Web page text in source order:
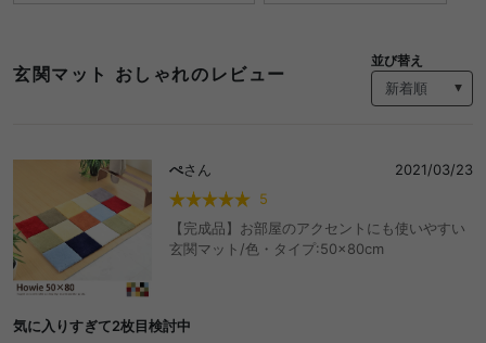
玄関マット おしゃれのレビュー
並び替え
ぺさん
2021/03/23
5
【完成品】お部屋のアクセントにも使いやすい
玄関マット/色・タイプ:50×80cm
気に入りすぎて2枚目検討中